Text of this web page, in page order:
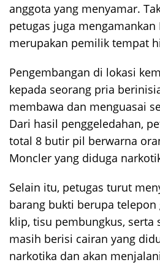
anggota yang menyamar.
petugas juga mengamankan
merupakan pemilik tempat
Pengembangan di lokasi
kepada seorang pria
membawa dan menguasai
Dari hasil penggeledahan,
total 8 butir pil berwarna
Moncler yang diduga
Selain itu, petugas turut
barang bukti berupa telepon
klip, tisu pembungkus, serta
masih berisi cairan yang
narkotika dan akan